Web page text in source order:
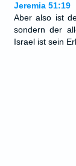
Jeremia 51:19
Aber also ist
sondern der
Israel ist sein